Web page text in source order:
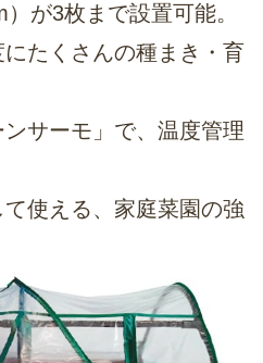
が3枚まで設置可能。
たくさんの種まき・育
サーモ」で、温度管理
使える、家庭菜園の強